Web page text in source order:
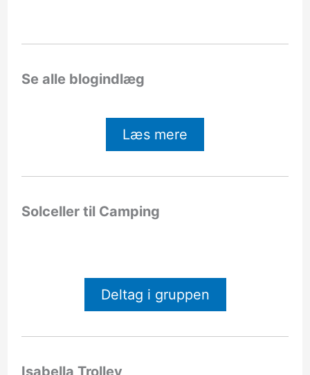
Se alle blogindlæg
Læs mere
Solceller til Camping
Deltag i gruppen
Isabella Trolley